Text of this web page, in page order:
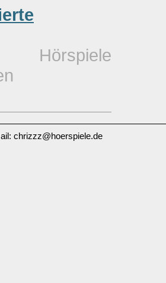
Hörspiele
chrizzz@hoerspiele.de